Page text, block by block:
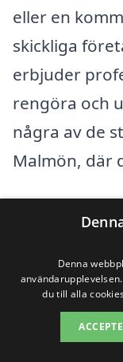
eller en
skickliga
erbjuder
rengöra och
några av de
Malmön, där
Tjärnö
Brottkärr
Denna
du till alla